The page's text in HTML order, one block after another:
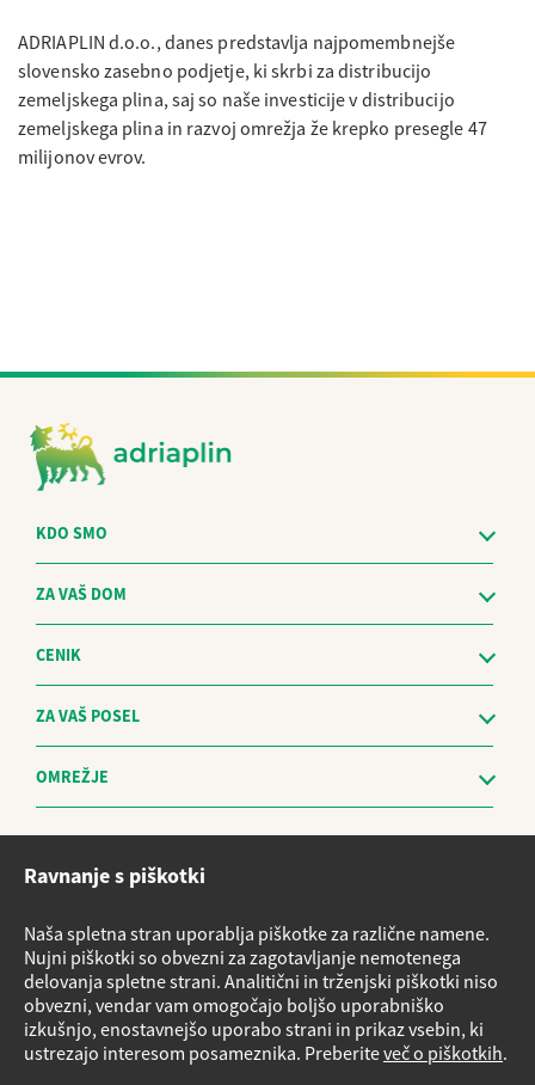
ADRIAPLIN d.o.o., danes predstavlja najpomembnejše
slovensko zasebno podjetje, ki skrbi za distribucijo
zemeljskega plina, saj so naše investicije v distribucijo
zemeljskega plina in razvoj omrežja že krepko presegle 47
milijonov evrov.
KDO SMO
ZA VAŠ DOM
CENIK
ZA VAŠ POSEL
OMREŽJE
Sistem za prijavo nepravilnosti in obravnavo prijaviteljev - The
Vloge za storitve
Načrt nujnih ukrepov v primeru izrednih razmer
Izvensodno reševanje potrošniških sporov
Varnostni listi
Ravnanje s piškotki
Naša spletna stran uporablja piškotke za različne namene.
Nujni piškotki so obvezni za zagotavljanje nemotenega
delovanja spletne strani. Analitični in trženjski piškotki niso
obvezni, vendar vam omogočajo boljšo uporabniško
izkušnjo, enostavnejšo uporabo strani in prikaz vsebin, ki
ustrezajo interesom posameznika. Preberiteveč o piškotkih.